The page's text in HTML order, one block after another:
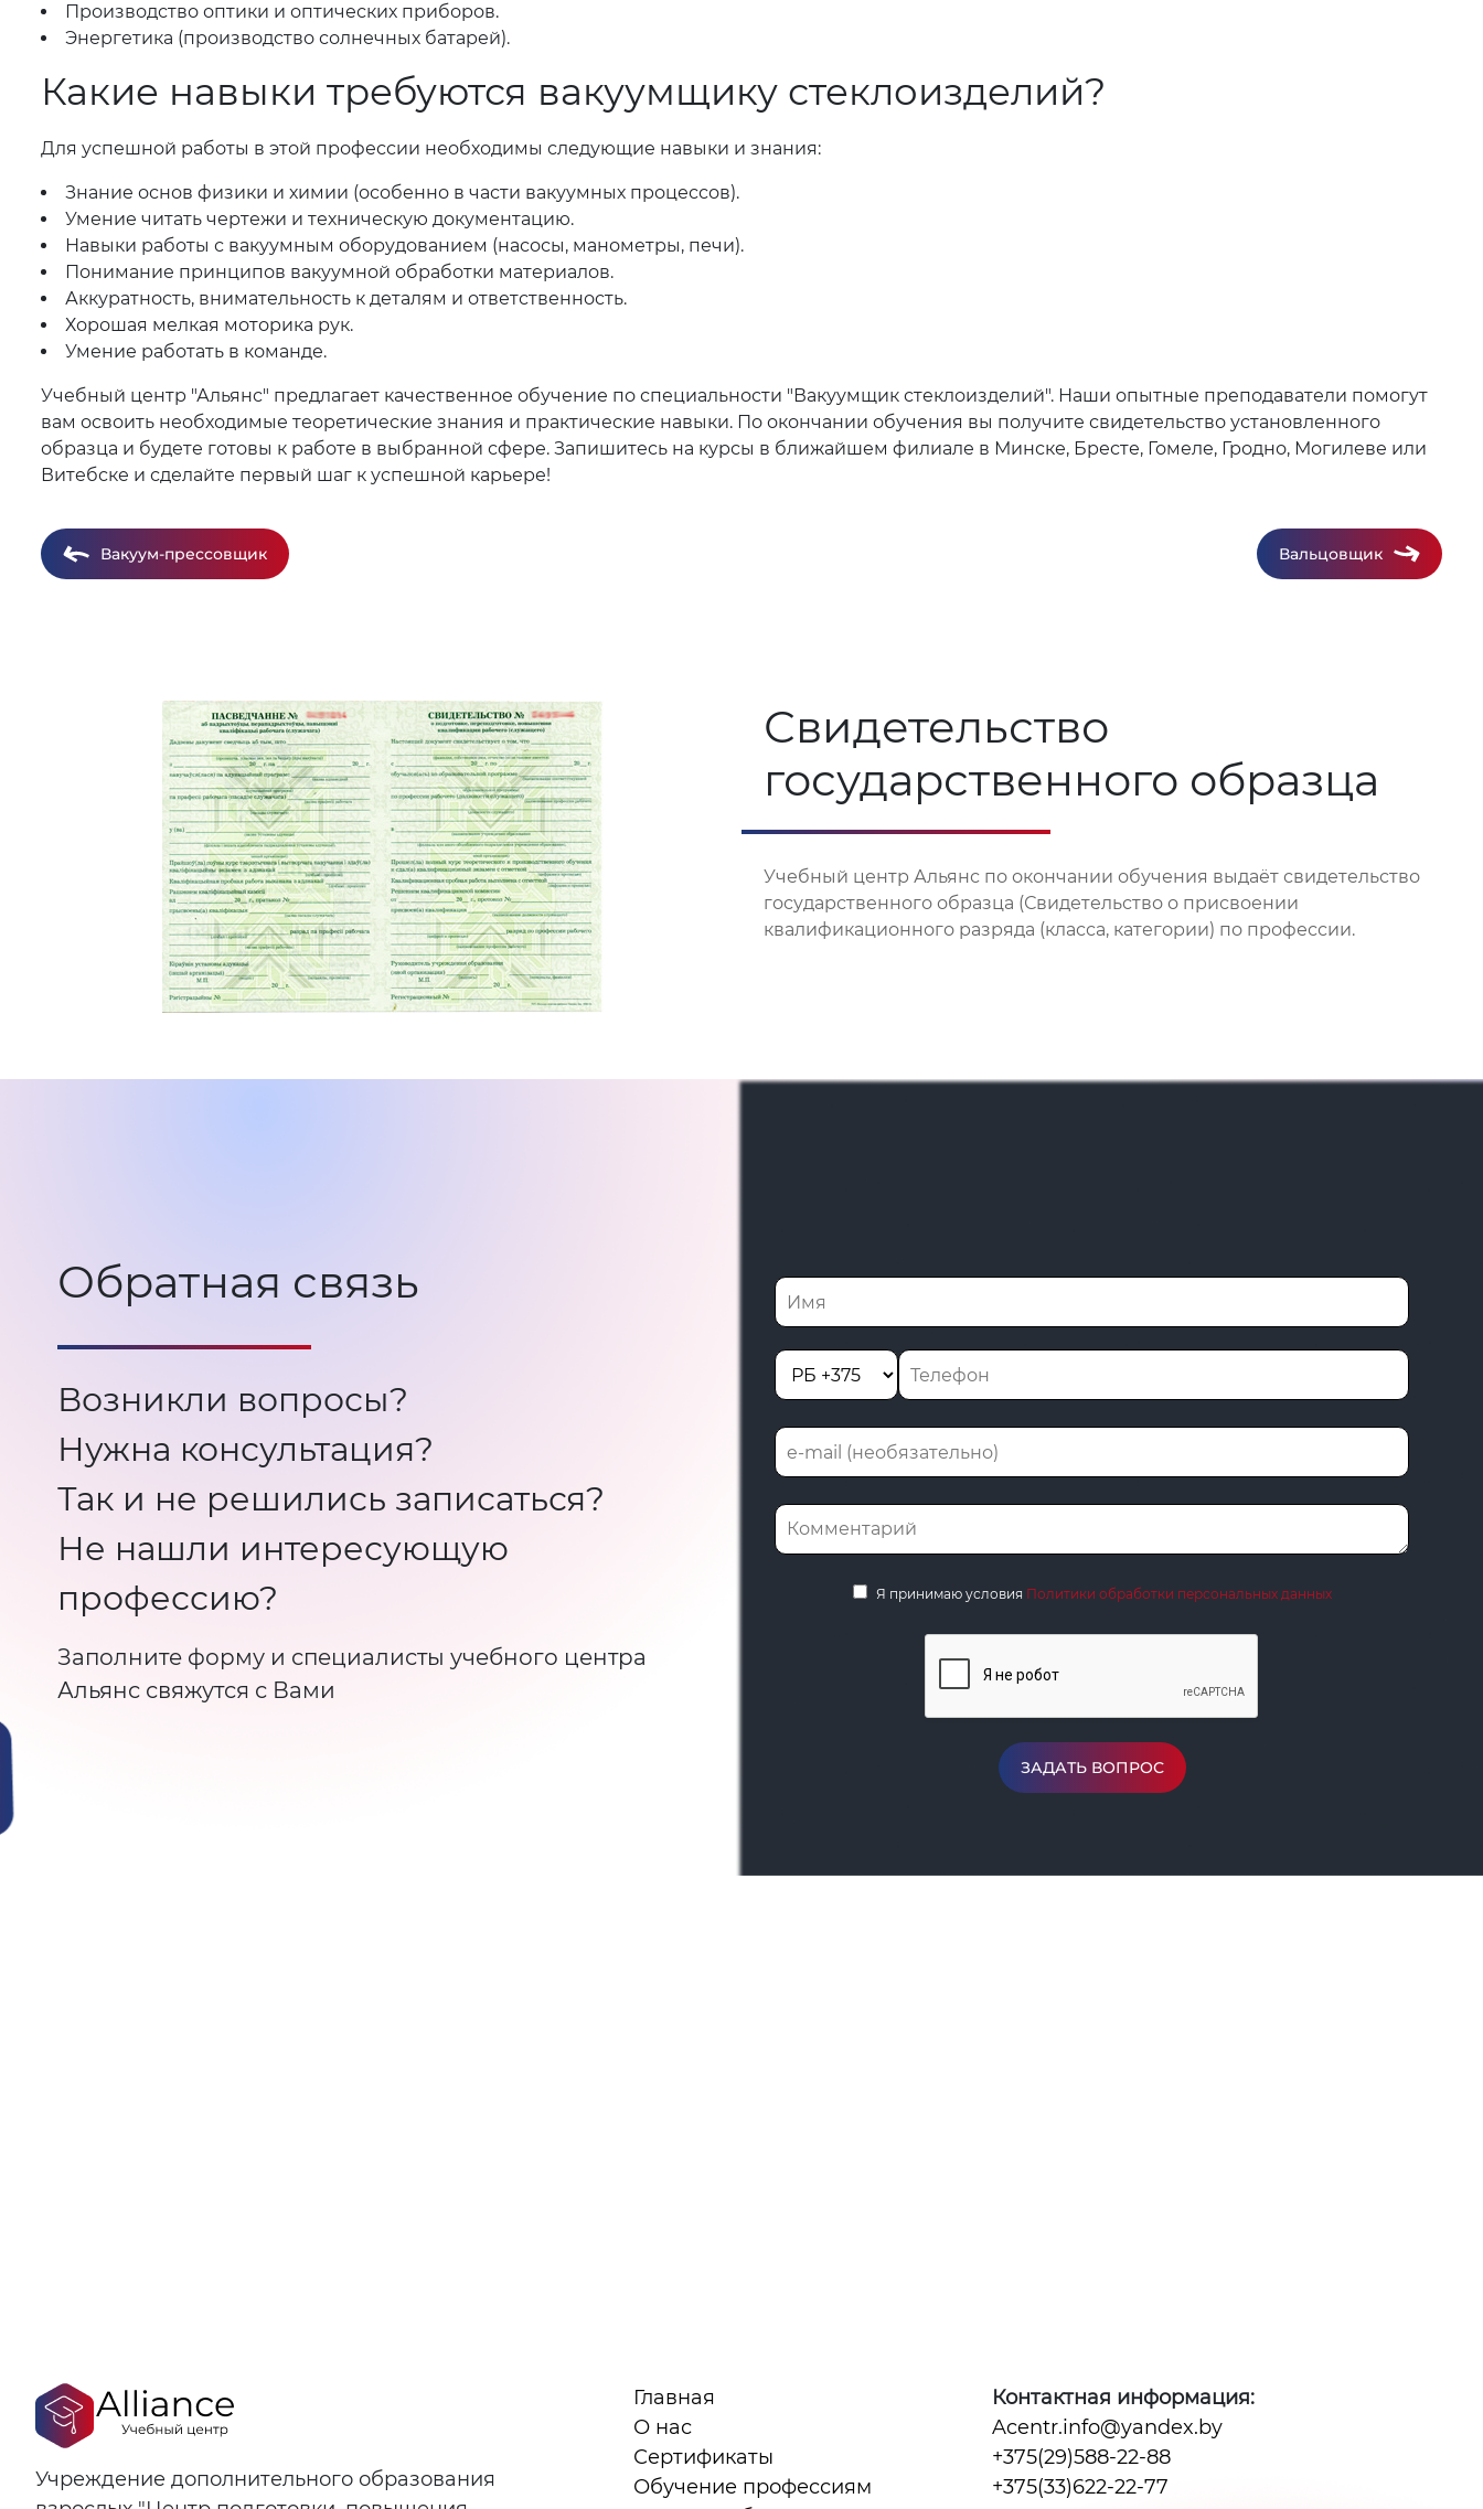
Производство оптики и оптических приборов.
Энергетика (производство солнечных батарей).
Какие навыки требуются вакуумщику стеклоизделий?
Для успешной работы в этой профессии необходимы следующие навыки и знания:
Знание основ физики и химии (особенно в части вакуумных процессов).
Умение читать чертежи и техническую документацию.
Навыки работы с вакуумным оборудованием (насосы, манометры, печи).
Понимание принципов вакуумной обработки материалов.
Аккуратность, внимательность к деталям и ответственность.
Хорошая мелкая моторика рук.
Умение работать в команде.
Учебный центр "Альянс" предлагает качественное обучение по специальности "Вакуумщик стеклоизделий". Наши опытные преподаватели помогут
вам освоить необходимые теоретические знания и практические навыки. По окончании обучения вы получите свидетельство установленного
образца и будете готовы к работе в выбранной сфере. Запишитесь на курсы в ближайшем филиале в Минске, Бресте, Гомеле, Гродно, Могилеве или
Витебске и сделайте первый шаг к успешной карьере!
Вакуум-прессовщик Вальцовщик
Свидетельство
государственного образца
Учебный центр Альянс по окончании обучения выдаёт свидетельство
государственного образца (Свидетельство о присвоении
квалификационного разряда (класса, категории) по профессии.
Обратная связь
Возникли вопросы?
Нужна консультация?
Так и не решились записаться?
Не нашли интересующую
профессию?
Заполните форму и специалисты учебного центра
Альянс свяжутся с Вами
Я принимаю условия Политики обработки персональных данных
ЗАДАТЬ ВОПРОС
Учреждение дополнительного образования
Главная
О нас
Сертификаты
Обучение профессиям
Контактная информация:
Acentr.info@yandex.by
+375(29)588-22-88
+375(33)622-22-77